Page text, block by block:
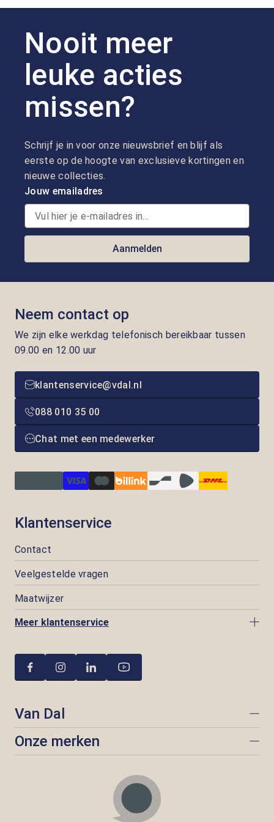
Nooit meer
leuke acties
missen?
Schrijf je in voor onze nieuwsbrief en blijf als
eerste op de hoogte van exclusieve kortingen en
nieuwe collecties.
Jouw emailadres
Aanmelden
Neem contact op
We zijn elke werkdag telefonisch bereikbaar tussen
09.00 en 12.00 uur
klantenservice@vdal.nl
088 010 35 00
Chat met een medewerker
Klantenservice
Contact
Veelgestelde vragen
Maatwijzer
Meer klantenservice
Van Dal
Onze merken